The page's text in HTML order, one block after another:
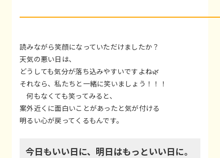
読みながら笑顔になっていただけましたか？
天気の悪い日は、
どうしても気分が落ち込みやすいですよね🌿
それなら、私たちと一緒に笑いましょう！！！
何もなくても笑ってみると、
案外近くに面白いことがあったと気が付ける
明るい心が戻ってくるもんです。
今日もいい日に、明日はもっといい日に。